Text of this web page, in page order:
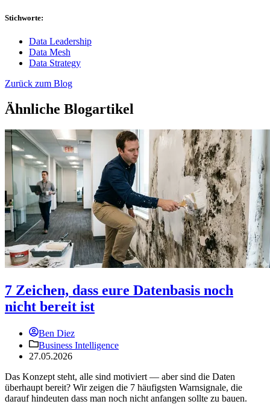
Stichworte:
Data Leadership
Data Mesh
Data Strategy
Zurück zum Blog
Ähnliche Blogartikel
7 Zeichen, dass eure Datenbasis noch
nicht bereit ist
Ben Diez
Business Intelligence
27.05.2026
Das Konzept steht, alle sind motiviert — aber sind die Daten
überhaupt bereit? Wir zeigen die 7 häufigsten Warnsignale, die
darauf hindeuten dass man noch nicht anfangen sollte zu bauen.